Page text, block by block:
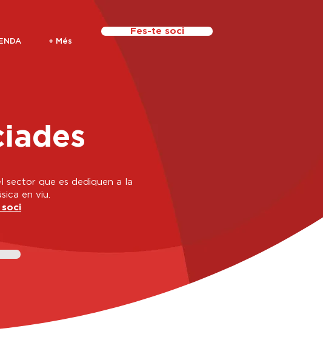
+ Més
Fes-te soci
sector que es dediquen a la
en viu.
soci